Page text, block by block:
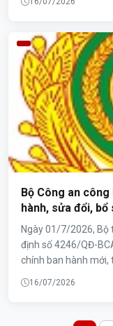
thị thực, thẻ tạm trú,
cảnh và các thủ tục
đơn giản hóa thủ tục
số.
Bộ Công an
hành, sửa đổi,
ABTC trong lĩnh
chức năng quản
Ngày 01/7/2026, Bộ
định số 4246/QĐ-
chính ban hành mới,
16/07/2026